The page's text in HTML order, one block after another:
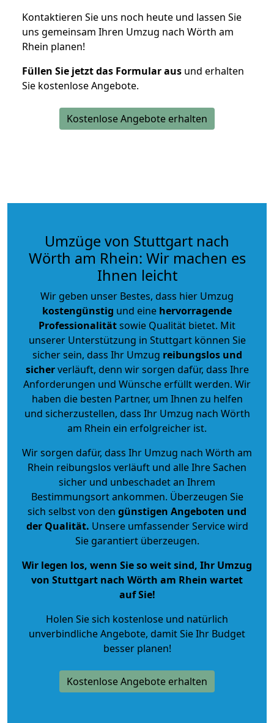
Kontaktieren Sie uns noch heute und lassen Sie
uns gemeinsam Ihren Umzug nach Wörth am
Rhein planen!
Füllen Sie jetzt das Formular aus und erhalten
Sie kostenlose Angebote.
Kostenlose Angebote erhalten
Umzüge von Stuttgart nach
Wörth am Rhein: Wir machen es
Ihnen leicht
Wir geben unser Bestes, dass hier Umzug
kostengünstig und eine hervorragende
Professionalitätsowie Qualität bietet. Mit
unserer Unterstützung in Stuttgart können Sie
sicher sein, dass Ihr Umzug reibungslos und
sicherverläuft, denn wir sorgen dafür, dass Ihre
Anforderungen und Wünsche erfüllt werden. Wir
haben die besten Partner, um Ihnen zu helfen
und sicherzustellen, dass Ihr Umzug nach Wörth
am Rhein ein erfolgreicher ist.
Wir sorgen dafür, dass Ihr Umzug nach Wörth am
Rhein reibungslos verläuft und alle Ihre Sachen
sicher und unbeschadet an Ihrem
Bestimmungsort ankommen. Überzeugen Sie
sich selbst von den günstigen Angeboten und
der Qualität. Unsere umfassender Service wird
Sie garantiert überzeugen.
Wir legen los, wenn Sie so weit sind, Ihr Umzug
von Stuttgart nach Wörth am Rhein wartet
auf Sie!
Holen Sie sich kostenlose und natürlich
unverbindliche Angebote, damit Sie Ihr Budget
besser planen!
Kostenlose Angebote erhalten